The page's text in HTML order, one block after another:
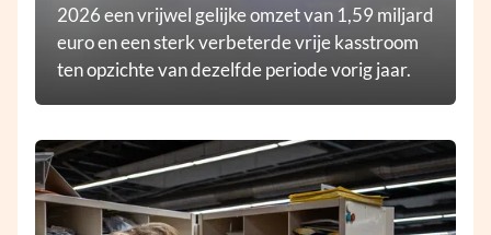
2026 een vrijwel gelijke omzet van 1,59 miljard
euro en een sterk verbeterde vrije kasstroom
ten opzichte van dezelfde periode vorig jaar.